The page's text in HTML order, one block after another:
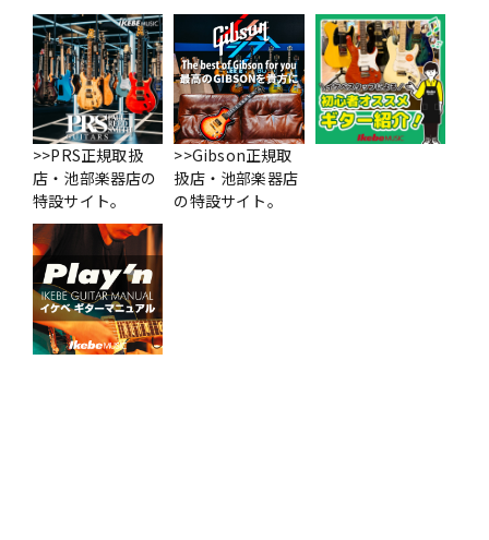
>>PRS正規取扱
店・池部楽器店の
特設サイト。
>>Gibson正規取
扱店・池部楽器店
の特設サイト。